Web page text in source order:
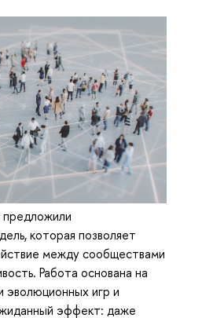
которая позволяет
между сообществами
Работа основана на
эволюционных игр и
эффект: даже